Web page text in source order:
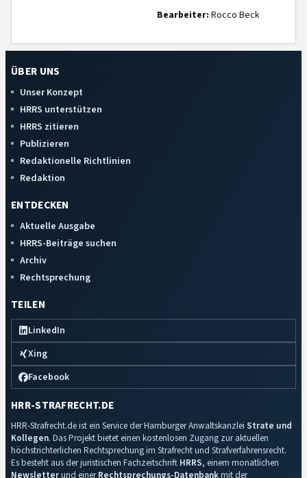
Bearbeiter: Rocco Beck
ÜBER UNS
Unser Konzept
HRRS unterstützen
HRRS zitieren
Publizieren
Redaktionelle Richtlinien
Redaktion
ENTDECKEN
Aktuelle Ausgabe
HRRS-Beiträge suchen
Archiv
Rechtsprechung
TEILEN
LinkedIn
Xing
Facebook
HRR-STRAFRECHT.DE
HRR-Strafrecht.de ist ein Service der Hamburger Anwaltskanzlei Strate und
Kollegen. Das Projekt bietet einen kostenlosen Zugang zur aktuellen
höchstrichterlichen Rechtsprechung im Strafrecht und Strafverfahrensrecht.
Es besteht aus der juristischen Fachzeitschrift HRRS, einem monatlichen
Newsletterund einerRechtsprechungs-Datenbankmit der